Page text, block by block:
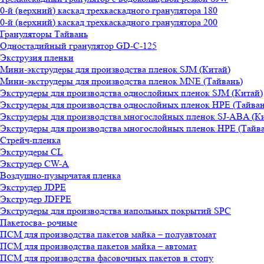
0-й (верхний) каскад трехкаскадного гранулятора 180
0-й (верхний) каскад трехкаскадного гранулятора 200
Грануляторы Тайвань
Одностадийный гранулятор GD-C-125
Экструзия пленки
Мини-экструдеры для производства пленок SJM (Китай)
Мини-экструдеры для производства пленок MNE (Тайвань)
Экструдеры для производства однослойных пленок SJM (Китай)
Экструдеры для производства однослойных пленок HPE
Экструдеры для производства многослойных пленок SJ-ABA
Экструдеры для производства многослойных пленок HPE
Стрейч-пленка
Экструдеры CL
Экструдер CW-A
Воздушно-пузырчатая пленка
Экструдер JDPE
Экструдер JDFPE
Экструдеры для производства напольных покрытий SPC
Пакетосва- рочные
ПСМ для производства пакетов майка – полуавтомат
ПСМ для производства пакетов майка – автомат
ПСМ для производства фасовочных пакетов в стопу